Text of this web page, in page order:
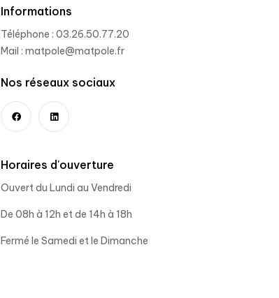
Informations
Téléphone : 03.26.50.77.20
Mail : matpole@matpole.fr
Nos réseaux sociaux
Horaires d'ouverture
Ouvert du Lundi au Vendredi
De 08h à 12h et de 14h à 18h
Fermé le Samedi et le Dimanche